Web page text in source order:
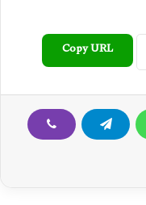
Copy URL